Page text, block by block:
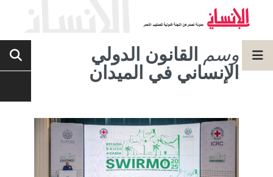
وسم القانون الدولي
الإنساني في الميدان